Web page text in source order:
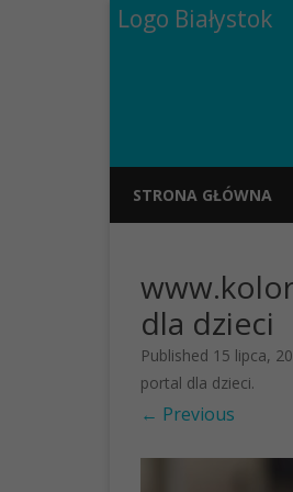
Logo Białystok
STRONA GŁÓWNA
dla dzieci
Published 15 lipca,
portal dla dzieci.
← Previous